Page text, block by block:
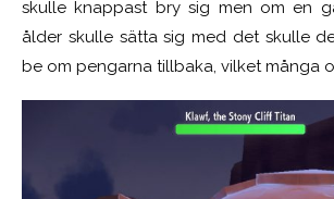
skulle knappast bry sig men om en
ålder skulle sätta sig med det skulle
be om pengarna tillbaka, vilket många